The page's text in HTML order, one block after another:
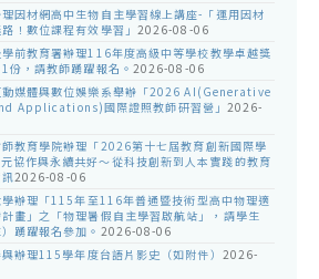
因材網高中生物自主學習線上講座-「運用因材
！數位課程有效學習」 2026-08-06
學前教育署辦理116年度高級中等學校教學卓越獎
份，請教師踴躍報名。 2026-08-06
動媒體與數位娛樂系舉辦「2026 AI(Generative
Applications)國際證照教師研習營」 2026-
教育學院辦理「2026第十七屆教育創新國際學
協作與永續共好～從科技創新到人本實踐的教育
2026-08-06
辦理「115年至116年普通暨技術型高中物理適
畫」之「物理暑假自主學習啟航站」，請學生
踴躍報名參加。 2026-08-06
辦理115學年度台語片影史（如附件） 2026-